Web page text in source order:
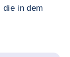
die in dem